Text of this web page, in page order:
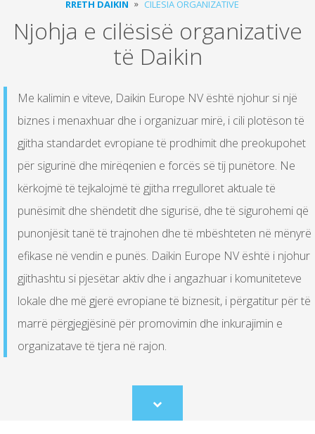
RRETH DAIKIN CILËSIA ORGANIZATIVE
Njohja e cilësisë organizative
të Daikin
Me kalimin e viteve, Daikin Europe NV është njohur si një
biznes i menaxhuar dhe i organizuar mirë, i cili plotëson të
gjitha standardet evropiane të prodhimit dhe preokupohet
për sigurinë dhe mirëqenien e forcës së tij punëtore. Ne
kërkojmë të tejkalojmë të gjitha rregulloret aktuale të
punësimit dhe shëndetit dhe sigurisë, dhe të sigurohemi që
punonjësit tanë të trajnohen dhe të mbështeten në mënyrë
efikase në vendin e punës. Daikin Europe NV është i njohur
gjithashtu si pjesëtar aktiv dhe i angazhuar i komuniteteve
lokale dhe më gjerë evropiane të biznesit, i përgatitur për të
marrë përgjegjësinë për promovimin dhe inkurajimin e
organizatave të tjera në rajon.
Scroll
to